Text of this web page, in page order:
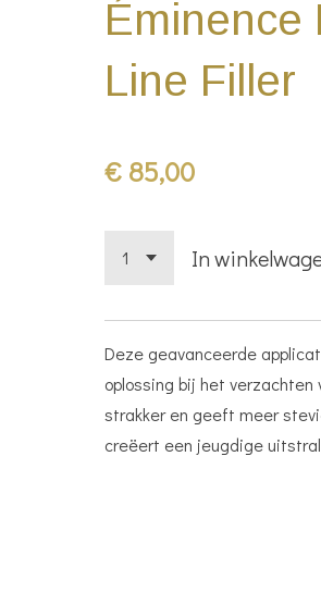
Éminence
Line Filler
€ 85,00
In
Deze geavanceerde
oplossing bij het
strakker en geeft meer
creëert een jeugdige